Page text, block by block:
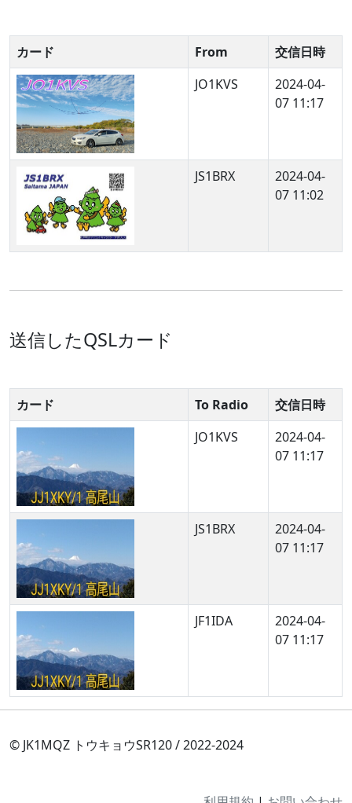
カード From
交信日時
JO1KVS
2024-04-
07 11:17
JS1BRX
2024-04-
07 11:02
送信したQSLカード
カード To Radio
交信日時
JO1KVS
2024-04-
07 11:17
JS1BRX
2024-04-
07 11:17
JF1IDA
2024-04-
07 11:17
© JK1MQZ トウキョウSR120 / 2022-2024